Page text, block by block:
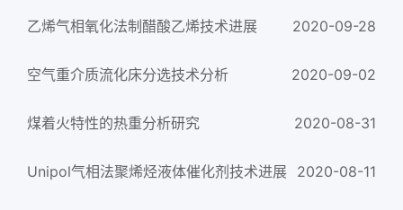
乙烯气相氧化法制醋酸乙烯技术进展 2020-09-28
空气重介质流化床分选技术分析 2020-09-02
煤着火特性的热重分析研究 2020-08-31
Unipol气相法聚烯烃液体催化剂技术进展 2020-08-11